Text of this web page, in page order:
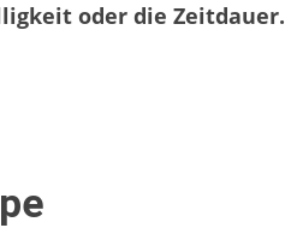
oder die Zeitdauer.